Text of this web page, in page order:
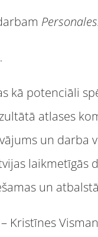
kā potenciāli
atlases
un darba
laikmetīgās
un
Kristīnes